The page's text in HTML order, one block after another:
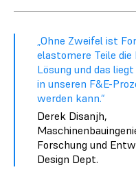
„Ohne Zweifel ist
elastomere Teile die
Lösung und das
in unseren F&E-
werden kann.“
Derek Disanjh,
Forschung und
Design Dept.